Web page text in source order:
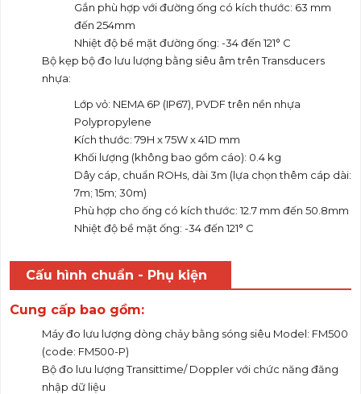
Gắn phù hợp với đường ống có kích thước: 63 mm
đến 254mm
Nhiệt độ bề mặt đường ống: -34 đến 121° C
Bộ kẹp bộ đo lưu lượng bằng siêu âm trên Transducers
nhựa:
Lớp vỏ: NEMA 6P (IP67), PVDF trên nền nhựa
Polypropylene
Kích thước: 79H x 75W x 41D mm
Khối lượng (không bao gồm cáo): 0.4 kg
Dây cáp, chuẩn ROHs, dài 3m (lựa chọn thêm cáp dài:
7m; 15m; 30m)
Phù hợp cho ống có kích thước: 12.7 mm đến 50.8mm
Nhiệt độ bề mặt ống: -34 đến 121° C
Cấu hình chuẩn - Phụ kiện
Cung cấp bao gồm:
Máy đo lưu lượng dòng chảy bằng sóng siêu Model: FM500
(code: FM500-P)
Bộ đo lưu lượng Transittime/ Doppler với chức năng đăng
nhập dữ liệu